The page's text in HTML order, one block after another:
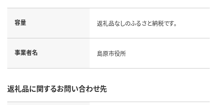
容量 返礼品なしのふるさと納税です。
事業者名 島原市役所
返礼品に関するお問い合わせ先